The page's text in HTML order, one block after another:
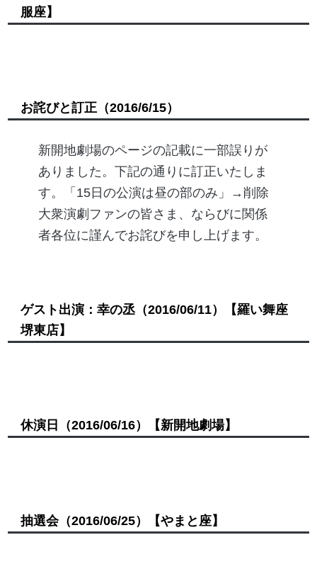
服座】
お詫びと訂正（2016/6/15）
新開地劇場のページの記載に一部誤りが
ありました。下記の通りに訂正いたしま
す。「15日の公演は昼の部のみ」→削除
大衆演劇ファンの皆さま、ならびに関係
者各位に謹んでお詫びを申し上げます。
ゲスト出演：幸の丞（2016/06/11）
【羅い舞座
堺東店】
休演日 （2016/06/16） 【新開地劇場】
抽選会（2016/06/25） 【やまと座】